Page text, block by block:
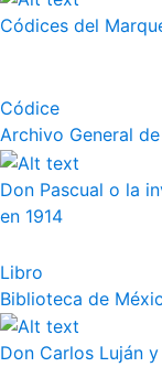
Códices del
Códice
Archivo General
Don Pascual o la
en 1914
Libro
Biblioteca de
Don Carlos Luján